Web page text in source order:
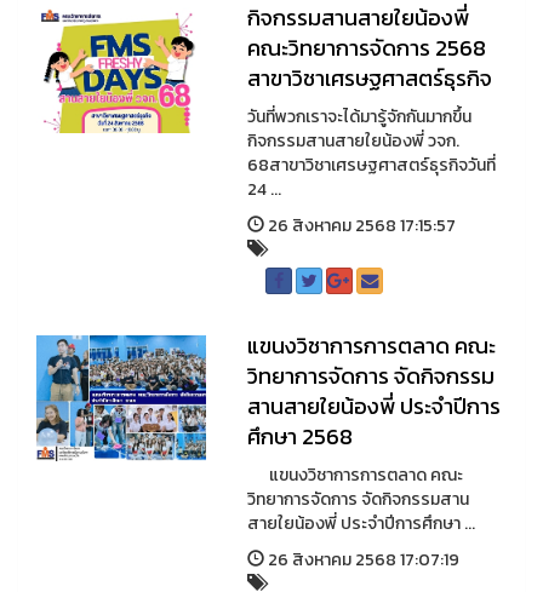
กิจกรรมสานสายใยน้องพี่
คณะวิทยาการจัดการ 2568
สาขาวิชาเศรษฐศาสตร์ธุรกิจ
วันที่พวกเราจะได้มารู้จักกันมากขึ้น
กิจกรรมสานสายใยน้องพี่ วจก.
68สาขาวิชาเศรษฐศาสตร์ธุรกิจวันที่
24 ...
26 สิงหาคม 2568 17:15:57
แขนงวิชาการการตลาด คณะ
วิทยาการจัดการ จัดกิจกรรม
สานสายใยน้องพี่ ประจำปีการ
ศึกษา 2568
แขนงวิชาการการตลาด คณะ
วิทยาการจัดการ จัดกิจกรรมสาน
สายใยน้องพี่ ประจำปีการศึกษา ...
26 สิงหาคม 2568 17:07:19